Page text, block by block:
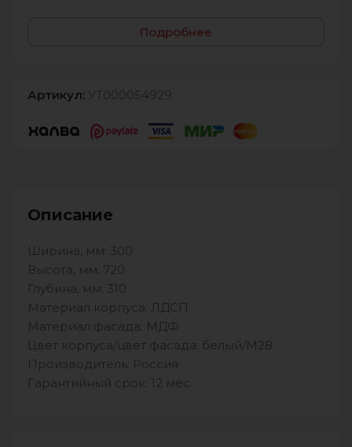
Подробнее
Артикул: УТ000054929
Описание
Ширина, мм: 300
Высота, мм: 720
Глубина, мм: 310
Материал корпуса: ЛДСП
Материал фасада: МДФ
Цвет корпуса/цвет фасада: белый/М28
Производитель: Россия
Гарантийный срок: 12 мес.